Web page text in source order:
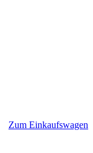
Zum Einkaufswagen